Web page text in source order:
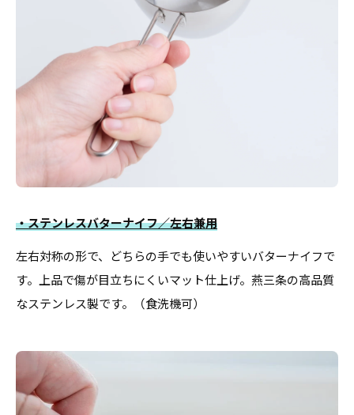
・ステンレスバターナイフ／左右兼用
左右対称の形で、どちらの手でも使いやすいバターナイフで
す。上品で傷が目立ちにくいマット仕上げ。燕三条の高品質
なステンレス製です。（食洗機可）